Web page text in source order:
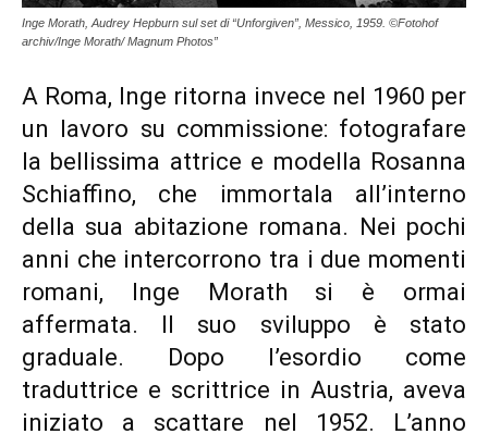
Inge Morath, Audrey Hepburn sul set di “Unforgiven”, Messico, 1959. ©Fotohof
archiv/Inge Morath/ Magnum Photos”
A Roma, Inge ritorna invece nel 1960 per
un lavoro su commissione: fotografare
la bellissima attrice e modella Rosanna
Schiaffino, che immortala all’interno
della sua abitazione romana. Nei pochi
anni che intercorrono tra i due momenti
romani, Inge Morath si è ormai
affermata. Il suo sviluppo è stato
graduale. Dopo l’esordio come
traduttrice e scrittrice in Austria, aveva
iniziato a scattare nel 1952. L’anno